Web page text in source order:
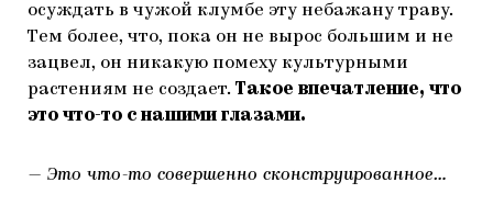
осуждать в чужой клумбе эту небажану траву.
Тем более, что, пока он не вырос большим и не
зацвел, он никакую помеху культурными
растениям не создает. Такое впечатление, что
это что-то с нашими глазами.
— Это что-то совершенно сконструированное…